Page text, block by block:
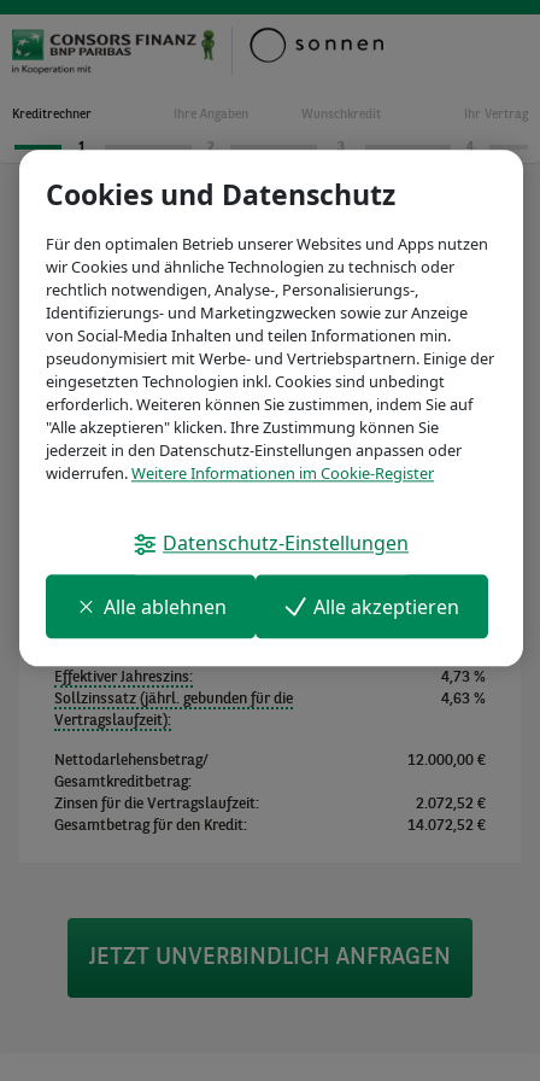
Kreditrechner Ihre Angaben Wunschkredit Ihr Vertrag
1 2 3 4
IHR ÖKO-KREDIT
Ihr Wunschbetrag
12.000 €
Laufzeit in Monaten
72 84 96
Monatliche Kreditrate: 167,53 €
Anzahl der Kreditraten: 84Monate
Effektiver Jahreszins:
4,73 %
Sollzinssatz (jährl. gebunden für die
Vertragslaufzeit):
4,63 %
Nettodarlehensbetrag/
Gesamtkreditbetrag:
12.000,00 €
Zinsen für die Vertragslaufzeit:
2.072,52 €
Gesamtbetrag für den Kredit:
14.072,52 €
JETZT UNVERBINDLICH ANFRAGEN
Cookies und Datenschutz
Für den optimalen Betrieb unserer Websites und Apps nutzen
wir Cookies und ähnliche Technologien zu technisch oder
rechtlich notwendigen, Analyse-, Personalisierungs-,
Identifizierungs- und Marketingzwecken sowie zur Anzeige
von Social-Media Inhalten und teilen Informationen min.
pseudonymisiert mit Werbe- und Vertriebspartnern. Einige der
eingesetzten Technologien inkl. Cookies sind unbedingt
erforderlich. Weiteren können Sie zustimmen, indem Sie auf
"Alle akzeptieren" klicken. Ihre Zustimmung können Sie
jederzeit in den Datenschutz-Einstellungen anpassen oder
widerrufen.Weitere Informationen im Cookie-Register
Datenschutz-Einstellungen
Alle ablehnen Alle akzeptieren